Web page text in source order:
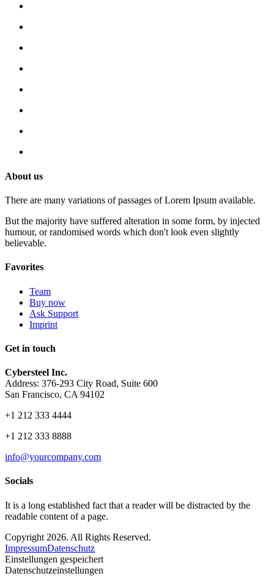
About us
There are many variations of passages of Lorem Ipsum available.
But the majority have suffered alteration in some form, by injected
humour, or randomised words which don't look even slightly
believable.
Favorites
Team
Buy now
Ask Support
Imprint
Get in touch
Cybersteel Inc.
Address: 376-293 City Road, Suite 600
San Francisco, CA 94102
+1 212 333 4444
+1 212 333 8888
info@yourcompany.com
Socials
It is a long established fact that a reader will be distracted by the
readable content of a page.
Copyright 2026. All Rights Reserved.
ImpressumDatenschutz
Einstellungen gespeichert
Datenschutzeinstellungen